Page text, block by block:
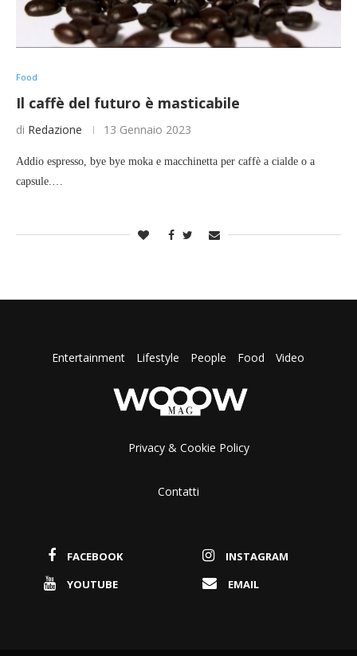
Food
Il caffè del futuro è masticabile
di Redazione 13 Gennaio 2023
Addio espresso, bye bye moka e macchinetta per caffè a cialde o a
capsule.…
Entertainment Lifestyle People Food Video
Privacy & Cookie Policy
Contatti
FACEBOOK
INSTAGRAM
YOUTUBE
EMAIL